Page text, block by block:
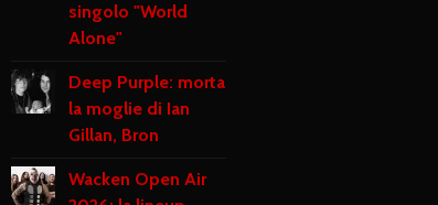
singolo "World
Alone"
Deep Purple: morta
la moglie di Ian
Gillan, Bron
Wacken Open Air